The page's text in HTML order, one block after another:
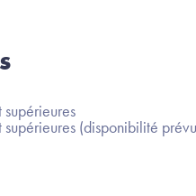
(disponibilité